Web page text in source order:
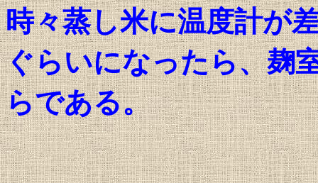
時々蒸し米に温度計が
ぐらいになったら、麹
らである。